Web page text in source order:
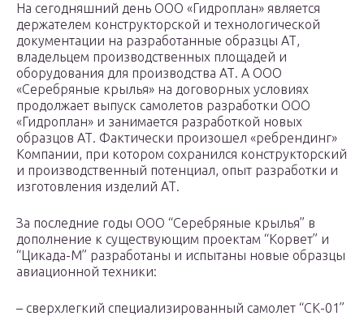
На сегодняшний день ООО «Гидроплан» является
держателем конструкторской и технологической
документации на разработанные образцы АТ,
владельцем производственных площадей и
оборудования для производства АТ. А ООО
«Серебряные крылья» на договорных условиях
продолжает выпуск самолетов разработки ООО
«Гидроплан» и занимается разработкой новых
образцов АТ. Фактически произошел «ребрендинг»
Компании, при котором сохранился конструкторский
и производственный потенциал, опыт разработки и
изготовления изделий АТ.
За последние годы ООО “Серебряные крылья” в
дополнение к существующим проектам “Корвет” и
“Цикада-М” разработаны и испытаны новые образцы
авиационной техники:
– сверхлегкий специализированный самолет “СК-01”